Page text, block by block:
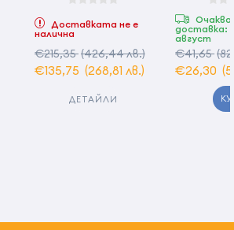
създадена за Европа
Доставката не е
налична
€215,35(426,44 лв.)
€135,75 (268,81 лв.)
ДЕТАЙЛИ
доставка:
август
€41,65
€26,30